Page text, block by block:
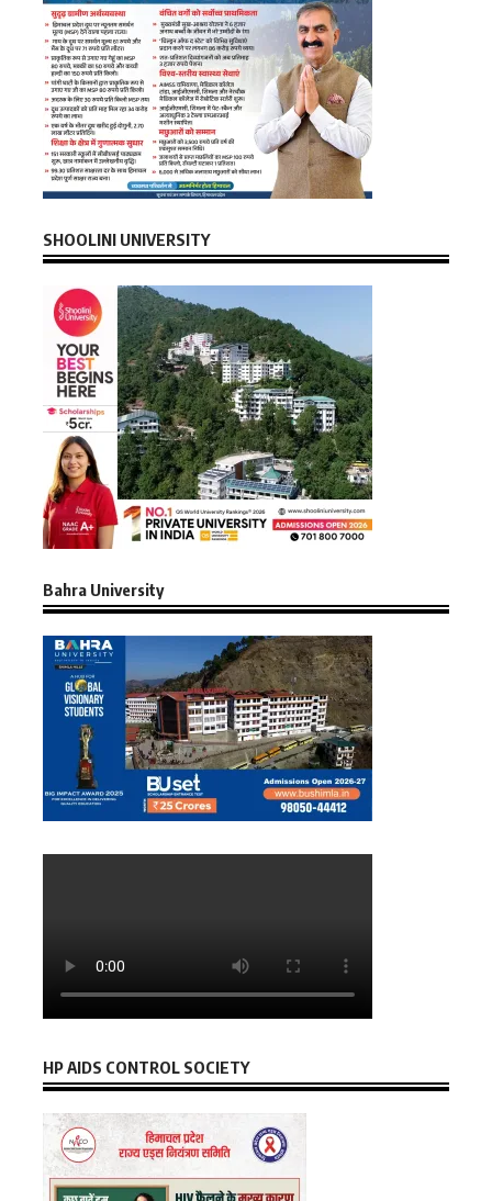
SHOOLINI UNIVERSITY
Bahra University
HP AIDS CONTROL SOCIETY